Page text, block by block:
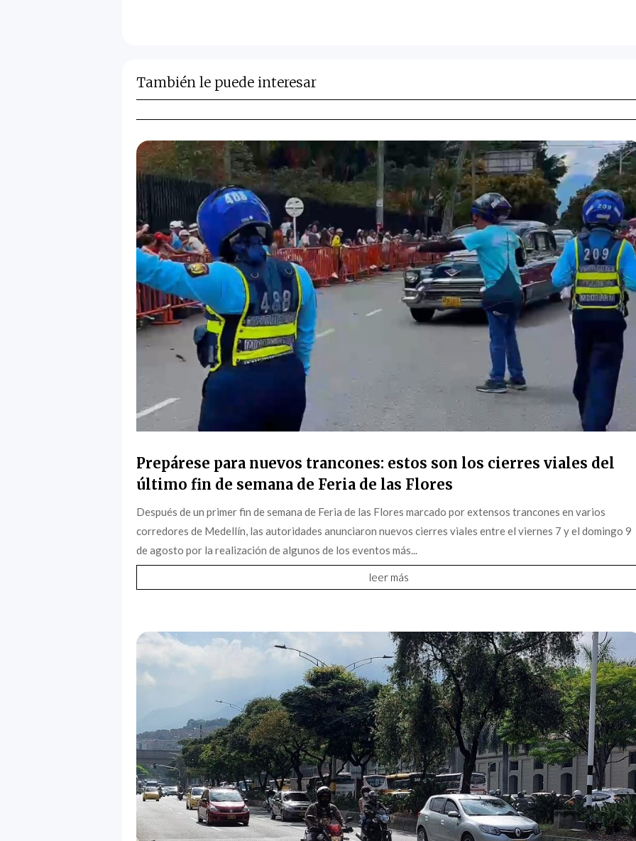
También le puede interesar
Prepárese para nuevos trancones: estos son los cierres viales del
último fin de semana de Feria de las Flores
Después de un primer fin de semana de Feria de las Flores marcado por extensos trancones en varios
corredores de Medellín, las autoridades anunciaron nuevos cierres viales entre el viernes 7 y el domingo 9
de agosto por la realización de algunos de los eventos más...
leer más